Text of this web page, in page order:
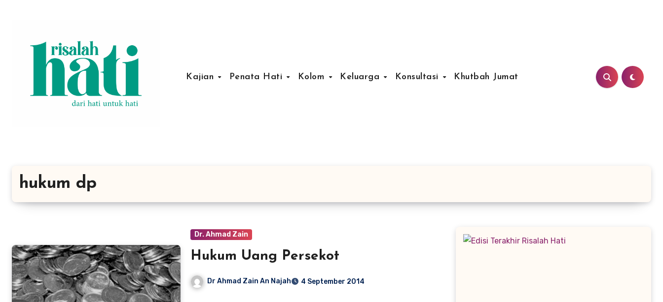
Kajian Penata Hati Kolom Keluarga Konsultasi Khutbah Jumat
hukum dp
Dr. Ahmad Zain
Hukum Uang Persekot
Dr Ahmad Zain An Najah 4 September 2014